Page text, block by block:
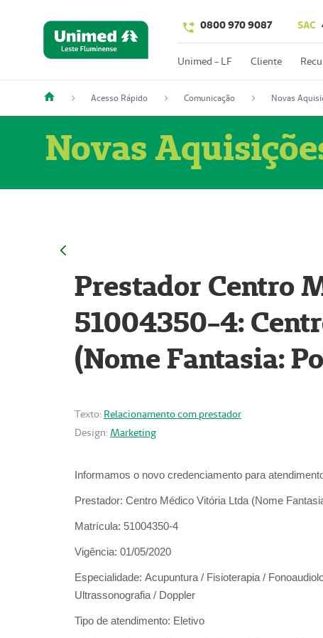
0800 970 9087 SAC
Unimed - LF Cliente
Acesso Rápido Comunicação Novas
Novas
Prestador Centro
51004350-4:
(Nome Fantasia:
Texto: Relacionamento com prestador
Design: Marketing
Informamos o novo credenciamento para
Prestador: Centro Médico Vitória Ltda (Nome
Matrícula: 51004350-4
Vigência: 01/05/2020
Especialidade: Acupuntura / Fisioterapia /
Ultrassonografia / Doppler
Tipo de atendimento: Eletivo